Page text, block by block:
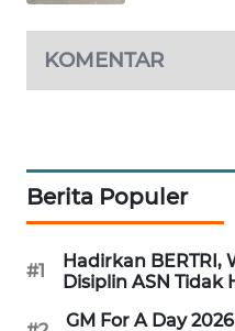
KOMENTAR
Berita Populer
#1
Hadirkan BERTRI,
Disiplin ASN Tidak
GM For A Day
NEWS
METRO
METRO
JAKARTA
NEWS